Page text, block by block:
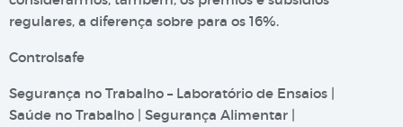
regulares, a diferença sobre para os 16%.
Controlsafe
Segurança no Trabalho – Laboratório de Ensaios |
Saúde no Trabalho | Segurança Alimentar |